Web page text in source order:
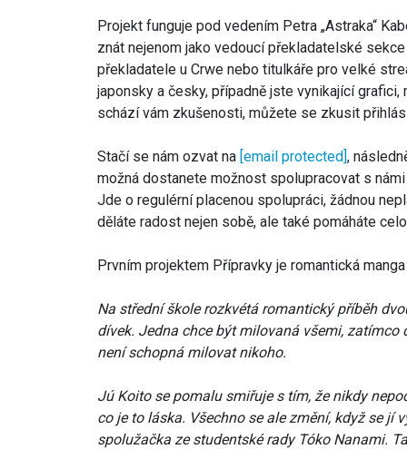
Projekt funguje pod vedením Petra „Astraka“
znát nejenom jako vedoucí překladatelské
překladatele u Crwe nebo titulkáře pro velké
japonsky a česky, případně jste vynikající
schází vám zkušenosti, můžete se zkusit
Stačí se nám ozvat na [email protected],
možná dostanete možnost spolupracovat s
Jde o regulérní placenou spolupráci, žádnou
děláte radost nejen sobě, ale také pomáháte
Prvním projektem Přípravky je romantická
Na střední škole rozkvétá romantický příběh
dívek. Jedna chce být milovaná všemi, zatímco
není schopná milovat nikoho.
Jú Koito se pomalu smiřuje s tím, že nikdy
co je to láska. Všechno se ale změní, když se jí
spolužačka ze studentské rady Tóko Nanami.